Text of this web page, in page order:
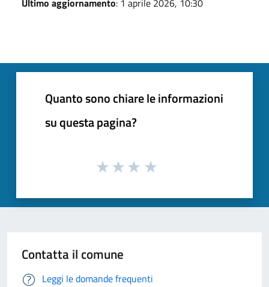
Quanto sono chiare le informazioni
su questa pagina?
Contatta il comune
Leggi le domande frequenti